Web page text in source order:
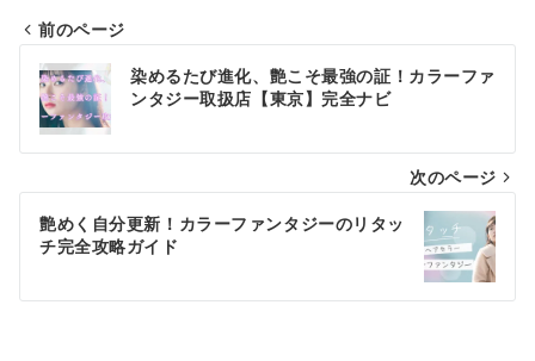
投
稿
ナ
ビ
ゲ
シ
前のページ
染めるたび進化、艶こそ最強の証！カラーファ
ンタジー取扱店【東京】完全ナビ
次のページ
艶めく自分更新！カラーファンタジーのリタッ
チ完全攻略ガイド